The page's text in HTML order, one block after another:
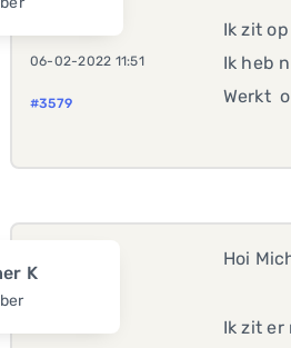
06-02-2022 11:51
#3579
Ik zit
Ik heb
Werkt
K
Hoi
Ik zit er